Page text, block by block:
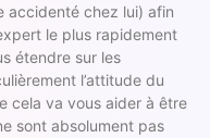
accidenté chez lui) afin
le plus rapidement
étendre sur les
l’attitude du
cela va vous aider à être
sont absolument pas